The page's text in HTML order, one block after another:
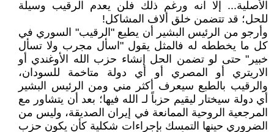
الأصلية... إلا انه ورغم ذلك فلن يعدم الرقيب وسيلة
للحل؛ قد تتضمن خلق ألاف المشاكل!
وأرجو من الرئيس البشير أن يطيع "الرقيب" السوري في
كل ما يخططه له فالمثل يقول "اسأل مجرب ولا تسأل
خبير" حتى لو تضمن الحل إنشاء حزب الله الأوغندي أو
الاريتري أو المصري أو أي دولة متاخمة للسودان،
والرقيب بالطبع سيعرف أكثر مني ومن الرئيس البشير
أي دولة سيختار ليقيم حزباً لـ الله فيها؛ بعد أن يتشاور مع
المرجعية الروحية الممانعة في إيران الصديقة، وليس من
الضروري حينها التمسك بإجراءات شكلية كأن يكون حزب